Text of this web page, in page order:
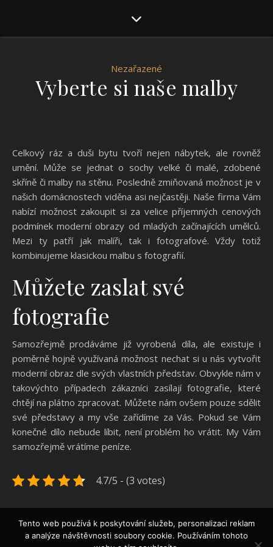
Nezařazené
Vyberte si naše malby
Celkový ráz a duši bytu tvoří nejen nábytek, ale rovněž
umění. Může se jednat o sochy velké či malé, zdobené
skříně či malby na stěnu. Posledně zmiňovaná možnost je v
našich domácnostech viděna asi nejčastěji. Naše firma Vám
nabízí možnost zakoupit si za velice příjemných cenových
podmínekmoderní obrazy od mladých začínajících umělců.
Mezi ty patří jak malíři, tak i fotografové. Vždy totiž
kombinujeme klasickou malbu s fotografií.
Můžete zaslat své
fotografie
Samozřejmě prodáváme již vyrobená díla, ale existuje i
poměrně hojně využívaná možnost nechat si u nás vytvořit
moderní obraz dle svých vlastních představ. Obvykle nám v
takovýchto případech zákazníci zasílají fotografie, které
chtějí na plátno zpracovat. Můžete nám ovšem pouze sdělit
své představy a my vše zařídíme za Vás. Pokud se Vám
konečné dílo nebude líbit, není problém ho vrátit. My Vám
samozřejmě vrátíme peníze.
4.7/5 - (3 votes)
Tento web používá k poskytování služeb, personalizaci reklam
a analýze návštěvnosti soubory cookie. Používáním tohoto